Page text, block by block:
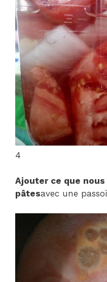
4
Ajouter ce que
pâtesavec une